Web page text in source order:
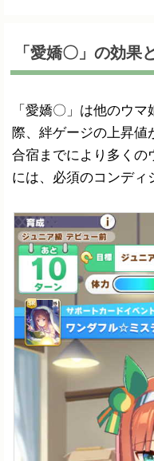
「愛嬌〇」の効果
「愛嬌〇」は他のウ
際、絆ゲージの上昇値
合宿までにより多くの
には、必須のコンディ